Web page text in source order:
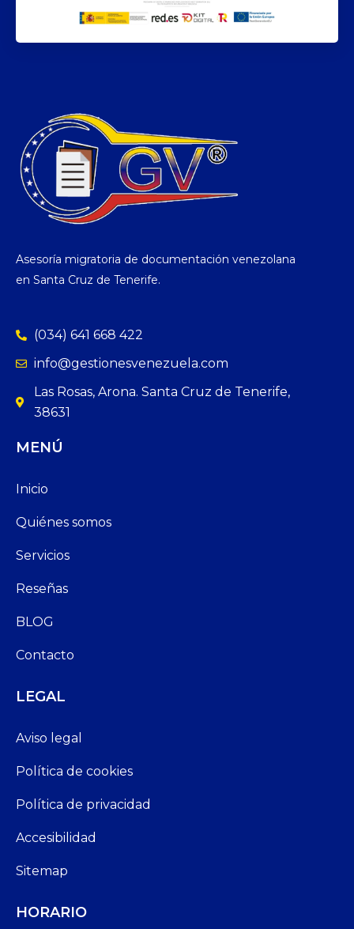
Asesoría migratoria de documentación venezolana
en Santa Cruz de Tenerife.
(034) 641 668 422
info@gestionesvenezuela.com
Las Rosas, Arona. Santa Cruz de Tenerife,
38631
MENÚ
Inicio
Quiénes somos
Servicios
Reseñas
BLOG
Contacto
LEGAL
Aviso legal
Política de cookies
Política de privacidad
Accesibilidad
Sitemap
HORARIO